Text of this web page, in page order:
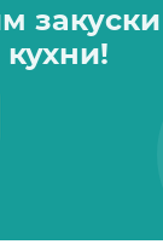
закуски